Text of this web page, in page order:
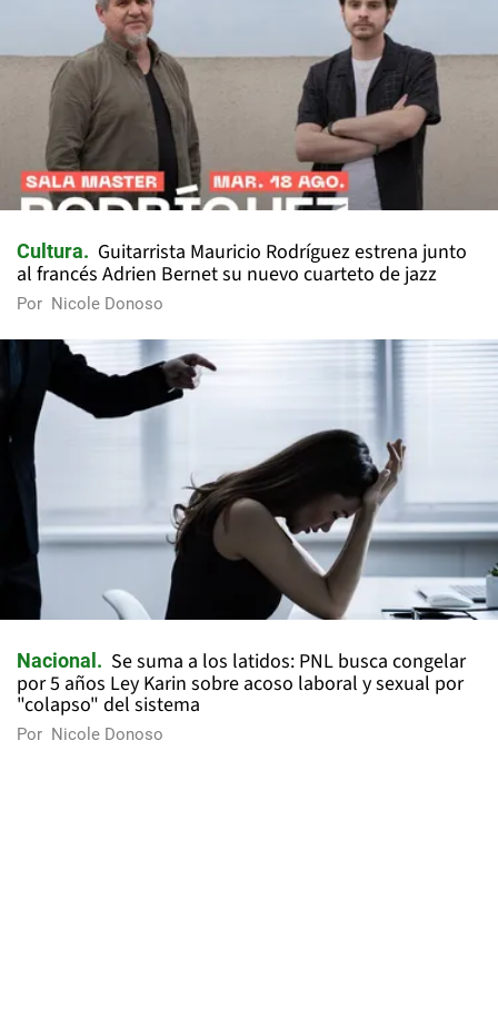
Cultura
Guitarrista Mauricio Rodríguez estrena junto
al francés Adrien Bernet su nuevo cuarteto de jazz
Por Nicole Donoso
Nacional
Se suma a los latidos: PNL busca congelar
por 5 años Ley Karin sobre acoso laboral y sexual por
"colapso" del sistema
Por Nicole Donoso